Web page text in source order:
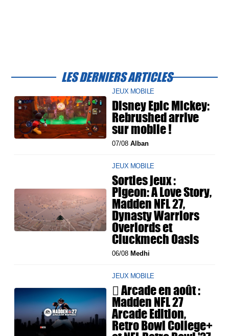
LES DERNIERS ARTICLES
JEUX MOBILE
Disney Epic Mickey:
Rebrushed arrive
sur mobile !
07/08Alban
JEUX MOBILE
Sorties jeux :
Pigeon: A Love Story,
Madden NFL 27,
Dynasty Warriors
Overlords et
Cluckmech Oasis
06/08 Medhi
JEUX MOBILE
 Arcade en août :
Madden NFL 27
Arcade Edition,
Retro Bowl College+